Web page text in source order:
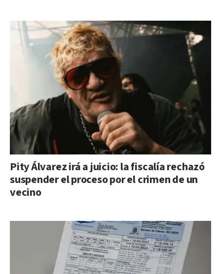
Pity Álvarez irá a juicio: la fiscalía rechazó
suspender el proceso por el crimen de un
vecino